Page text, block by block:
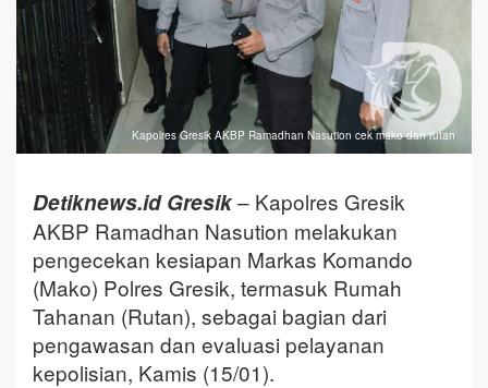
Kapolres Gresik AKBP Ramadhan Nasution cek mako dan rutan
Detiknews.id Gresik– Kapolres Gresik
AKBP Ramadhan Nasution melakukan
pengecekan kesiapan Markas Komando
(Mako) Polres Gresik, termasuk Rumah
Tahanan (Rutan), sebagai bagian dari
pengawasan dan evaluasi pelayanan
kepolisian, Kamis (15/01).